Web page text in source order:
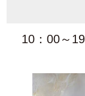
10：00～